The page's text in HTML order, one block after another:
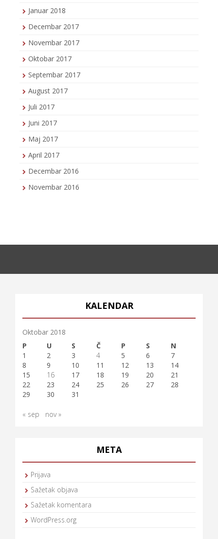
Januar 2018
Decembar 2017
Novembar 2017
Oktobar 2017
Septembar 2017
August 2017
Juli 2017
Juni 2017
Maj 2017
April 2017
Decembar 2016
Novembar 2016
KALENDAR
Oktobar 2018
P
U S Č P S
N
1
2 3 4 5 6
7
8
9 10 11 12 13
14
15
16 17 18 19 20
21
22
23 24 25 26 27
28
29
30 31
« sep nov »
META
Prijava
Sažetak objava
Sažetak komentara
WordPress.org